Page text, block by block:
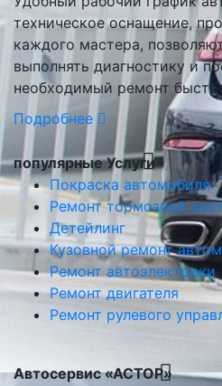
техническое оснащение,
каждого мастера,
выполнять диагностику и
необходимый ремонт
Подробнее
популярные Услуги
Покраска автомобиля
Ремонт тормозной
Детейлинг
Кузовной ремонт
Ремонт автоэлектрики
Ремонт двигателя
Ремонт рулевого
Автосервис «АСТОР»